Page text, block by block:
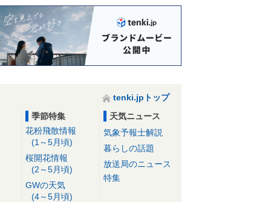
tenki.jpトップ
季節特集
花粉飛散情報
(1～5月頃)
桜開花情報
(2～5月頃)
GWの天気
(4～5月頃)
天気ニュース
気象予報士解説
暮らしの話題
放送局のニュース
特集